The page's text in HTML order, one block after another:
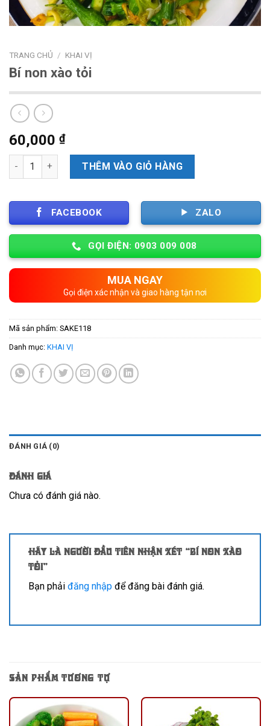
TRANG CHỦ / KHAI VỊ
Bí non xào tỏi
60,000 ₫
Số lượng THÊM VÀO GIỎ HÀNG
FACEBOOK ZALO
GỌI ĐIỆN: 0903 009 008
MUA NGAY
Gọi điện xác nhận và giao hàng tận nơi
Mã sản phẩm: SAKE118
Danh mục: KHAI VỊ
ĐÁNH GIÁ (0)
Đánh giá
Chưa có đánh giá nào.
Hãy là người đầu tiên nhận xét “Bí non xào
tỏi”
Bạn phải đăng nhập để đăng bài đánh giá.
SẢN PHẨM TƯƠNG TỰ